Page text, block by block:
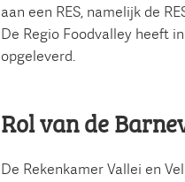
aan een RES, namelijk de
De Regio Foodvalley heeft in
opgeleverd.
Rol van de
De Rekenkamer Vallei en